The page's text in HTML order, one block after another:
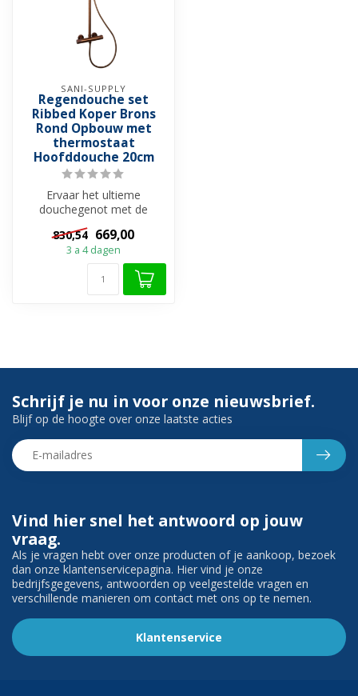
SANI-SUPPLY
Regendouche set
Ribbed Koper Brons
Rond Opbouw met
thermostaat
Hoofddouche 20cm
Ervaar het ultieme
douchegenot met de
Regendouche Set Ribbed
Koper Brons Opbouw,...
830,54 669,00
3 a 4 dagen
Vind hier snel het antwoord op jouw
vraag.
Als je vragen hebt over onze producten of je aankoop, bezoek
dan onze klantenservicepagina. Hier vind je onze
bedrijfsgegevens, antwoorden op veelgestelde vragen en
verschillende manieren om contact met ons op te nemen.
Klantenservice
Schrijf je nu in voor onze nieuwsbrief.
Blijf op de hoogte over onze laatste acties